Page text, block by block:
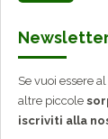
Se vuoi essere
altre piccole
iscriviti alla